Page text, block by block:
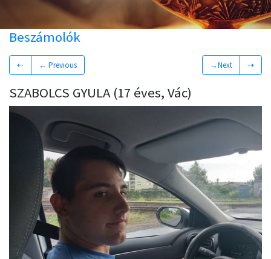
Beszámolók
⇠ ← Previous →Next ⇢
SZABOLCS GYULA (17 éves, Vác)